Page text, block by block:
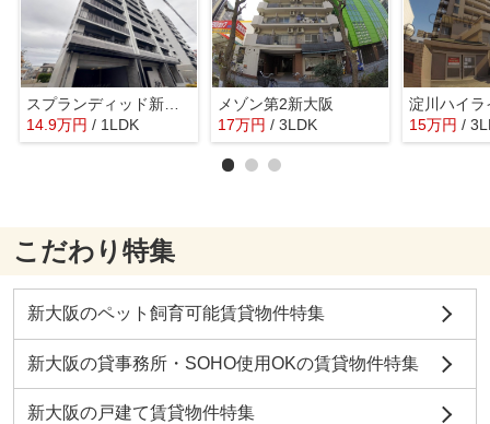
スプランディッド新大阪6
14.9万円 / 1LDK
メゾン第2新大阪
17万円 / 3LDK 15万円 /
こだわり特集
新大阪のペット飼育可能賃貸物件特集
新大阪の貸事務所・SOHO使用OKの賃貸物件特集
新大阪の戸建て賃貸物件特集